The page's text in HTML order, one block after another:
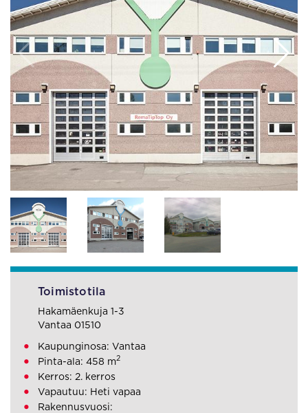
Toimistotila
Hakamäenkuja 1-3
Vantaa 01510
Kaupunginosa: Vantaa
Pinta-ala: 458 m2
Kerros: 2. kerros
Vapautuu: Heti vapaa
Rakennusvuosi: